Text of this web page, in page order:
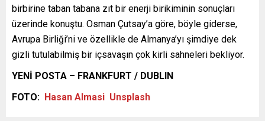
birbirine taban tabana zıt bir enerji birikiminin sonuçları
üzerinde konuştu. Osman Çutsay’a göre, böyle giderse,
Avrupa Birliği’ni ve özellikle de Almanya’yı şimdiye dek
gizli tutulabilmiş bir içsavaşın çok kirli sahneleri bekliyor.
YENİ POSTA – FRANKFURT / DUBLIN
FOTO: Hasan Almasi Unsplash